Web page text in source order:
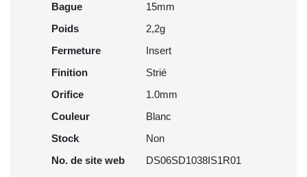
Bague
15mm
Poids
2,2g
Fermeture
Insert
Finition
Strié
Orifice
1.0mm
Couleur
Blanc
Stock
Non
No. de site web
DS06SD1038IS1R01